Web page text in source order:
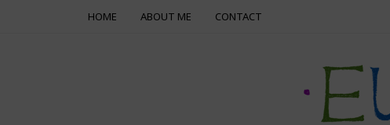
HOME ABOUT ME CONTACT